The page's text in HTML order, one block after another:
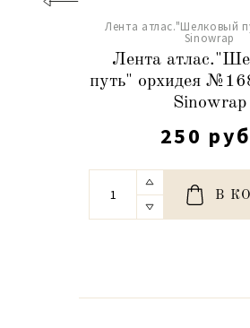
Лента атлас."Шелковый
Sinowrap
Лента
путь" орхидея
Sinowrap
250
В